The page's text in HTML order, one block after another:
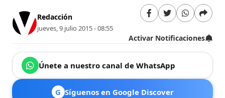
Redacción
jueves, 9 julio 2015 - 08:55
Activar Notificaciones
Únete a nuestro canal de WhatsApp
G Síguenos en Google Discover